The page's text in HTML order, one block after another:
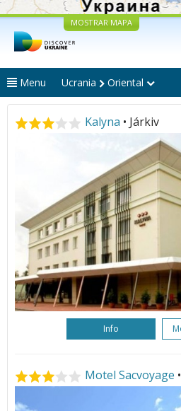
MOSTRAR MAPA
Menu Ucrania Oriental
Kalyna • Járkiv
Info
Motel Sacvoyage